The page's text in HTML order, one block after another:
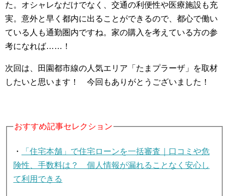
た。オシャレなだけでなく、交通の利便性や医療施設も充
実。意外と早く都内に出ることができるので、都心で働い
ている人も通勤圏内ですね。家の購入を考えている方の参
考になれば……！
次回は、田園都市線の人気エリア「たまプラーザ」を取材
したいと思います！ 今回もありがとうございました！
おすすめ記事セレクション
・
「住宅本舗」で住宅ローンを一括審査｜口コミや危
険性、手数料は？ 個人情報が漏れることなく安心し
て利用できる